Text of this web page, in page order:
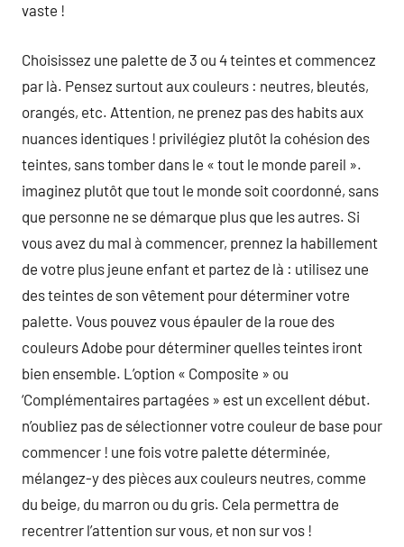
vaste !
Choisissez une palette de 3 ou 4 teintes et commencez
par là. Pensez surtout aux couleurs : neutres, bleutés,
orangés, etc. Attention, ne prenez pas des habits aux
nuances identiques ! privilégiez plutôt la cohésion des
teintes, sans tomber dans le « tout le monde pareil ».
imaginez plutôt que tout le monde soit coordonné, sans
que personne ne se démarque plus que les autres. Si
vous avez du mal à commencer, prennez la habillement
de votre plus jeune enfant et partez de là : utilisez une
des teintes de son vêtement pour déterminer votre
palette. Vous pouvez vous épauler de la roue des
couleurs Adobe pour déterminer quelles teintes iront
bien ensemble. L’option « Composite » ou
‘Complémentaires partagées » est un excellent début.
n’oubliez pas de sélectionner votre couleur de base pour
commencer ! une fois votre palette déterminée,
mélangez-y des pièces aux couleurs neutres, comme
du beige, du marron ou du gris. Cela permettra de
recentrer l’attention sur vous, et non sur vos !